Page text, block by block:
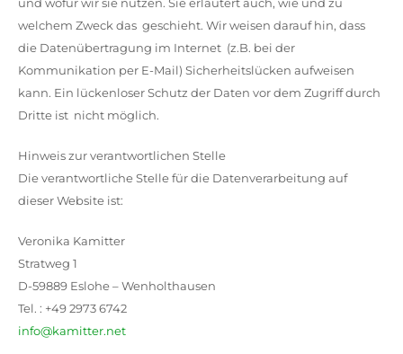
welchem Zweck das geschieht. Wir weisen darauf hin, dass
die Datenübertragung im Internet (z.B. bei der
Kommunikation per E-Mail) Sicherheitslücken aufweisen
kann. Ein lückenloser Schutz der Daten vor dem Zugriff durch
Dritte ist nicht möglich.
Hinweis zur verantwortlichen Stelle
Die verantwortliche Stelle für die Datenverarbeitung auf
dieser Website ist:
Veronika Kamitter
Stratweg 1
D-59889 Eslohe – Wenholthausen
Tel. : +49 2973 6742
info@kamitter.net